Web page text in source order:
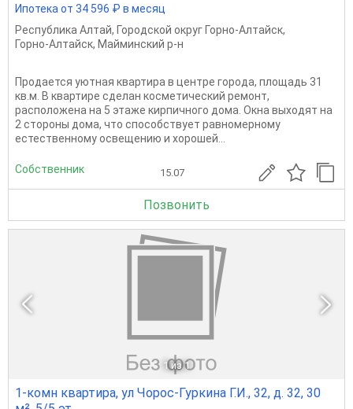
Ипотека от 34 596 ₽ в месяц
Республика Алтай, Городской округ Горно-Алтайск,
Горно-Алтайск, Майминский р-н
Продается уютная квартира в центре города, площадь 31
кв.м. В квартире сделан косметический ремонт,
расположена на 5 этаже кирпичного дома. Окна выходят на
2 стороны дома, что способствует равномерному
естественному освещению и хорошей...
Собственник 15.07
Позвонить
1 из 1
1-комн квартира, ул Чорос-Гуркина Г.И., 32, д. 32, 30